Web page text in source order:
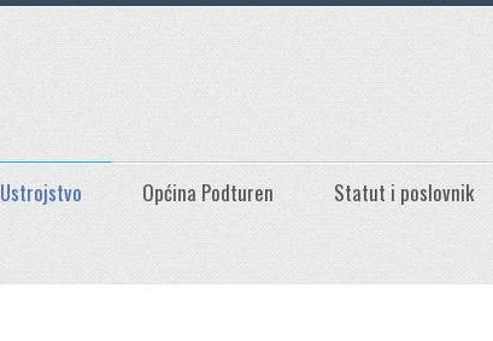
Ustrojstvo Općina Podturen Statut i poslovnik